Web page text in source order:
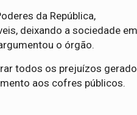
da República,
deixando a sociedade em
o órgão.
todos os prejuízos
aos cofres públicos.